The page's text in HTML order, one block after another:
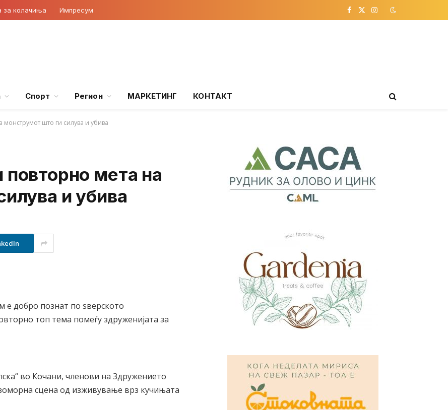
за колачиња Импресум Facebook
X
Instagram
Спорт Регион МАРКЕТИНГ КОНТАКТ
што ги силува и убива
мета на
и убива
е добро познат по ѕверското
топ тема помеѓу здруженијата за
во Кочани, членови на Здружението
сцена од изживување врз кучињата